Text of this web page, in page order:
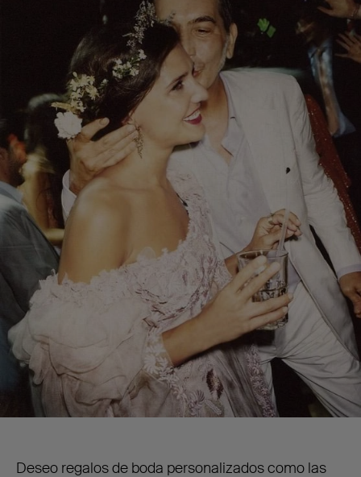
Deseo regalos de boda personalizados como las